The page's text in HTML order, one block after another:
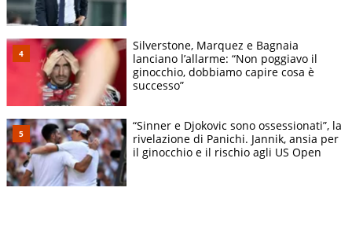
Silverstone, Marquez e Bagnaia
lanciano l’allarme: “Non poggiavo il
ginocchio, dobbiamo capire cosa è
successo”
“Sinner e Djokovic sono ossessionati”, la
rivelazione di Panichi. Jannik, ansia per
il ginocchio e il rischio agli US Open